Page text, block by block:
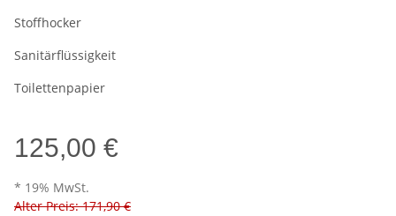
Stoffhocker
Sanitärflüssigkeit
Toilettenpapier
125,00 €
* 19% MwSt.
Alter Preis: 171,90 €